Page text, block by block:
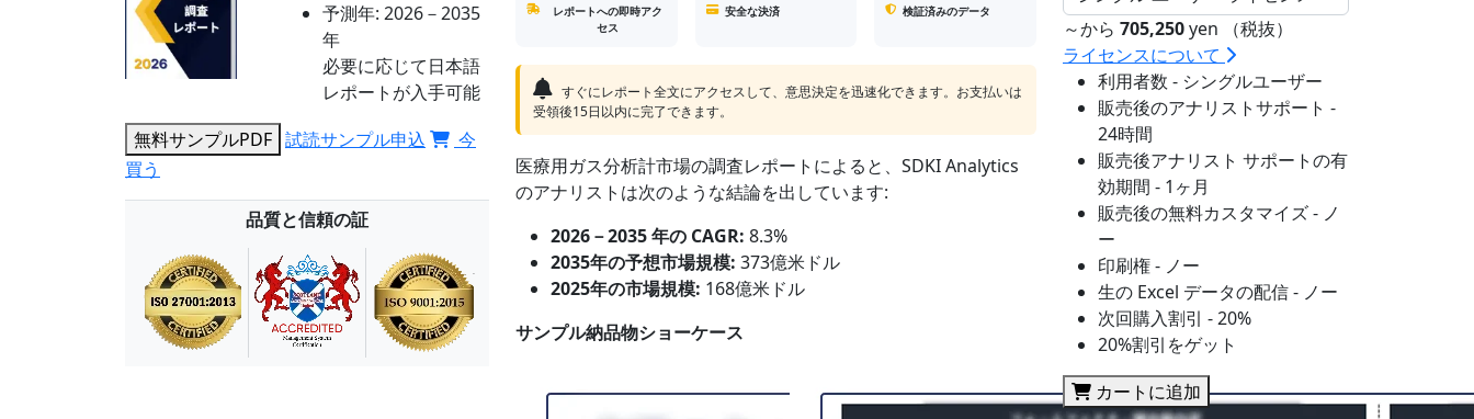
予測年: 2026－2035
年
必要に応じて日本語
レポートが入手可能
無料サンプルPDF 試読サンプル申込
今
買う
品質と信頼の証
レポートへの即時アク
セス
安全な決済 検証済みのデータ
すぐにレポート全文にアクセスして、意思決定を迅速化できます。お支払いは
受領後15日以内に完了できます。
医療用ガス分析計市場の調査レポートによると、SDKI Analytics
のアナリストは次のような結論を出しています:
2026－2035 年の CAGR: 8.3%
2035年の予想市場規模: 373億米ドル
2025年の市場規模: 168億米ドル
サンプル納品物ショーケース
～から 705,250yen （税抜）
ライセンスについて
利用者数 - シングルユーザー
販売後のアナリストサポート -
24時間
販売後アナリスト サポートの有
効期間 - 1ヶ月
販売後の無料カスタマイズ - ノ
ー
印刷権 - ノー
生の Excel データの配信 - ノー
次回購入割引 - 20%
20%割引をゲット
カートに追加